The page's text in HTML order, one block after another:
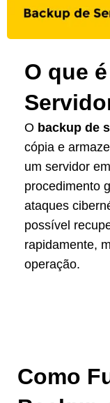
O que
O backup de
cópia e
um servidor
procedimento
ataques
possível
rapidamente,
operação.
Como